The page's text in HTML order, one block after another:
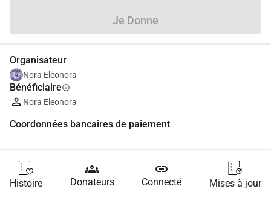
Je Donne
Organisateur
Nora Eleonora
Bénéficiaireinfo
Nora Eleonora
Coordonnées bancaires de paiement
Histoire
groups
Donateurs
link
Connecté Mises à jour